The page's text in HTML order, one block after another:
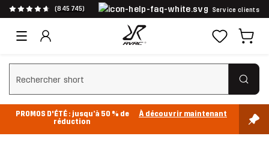
(845 745) Service clients
Effacer la recherche
PROMOS D'ÉTÉ : jusqu’à 50 % de
réduction
À découvrir maintenant